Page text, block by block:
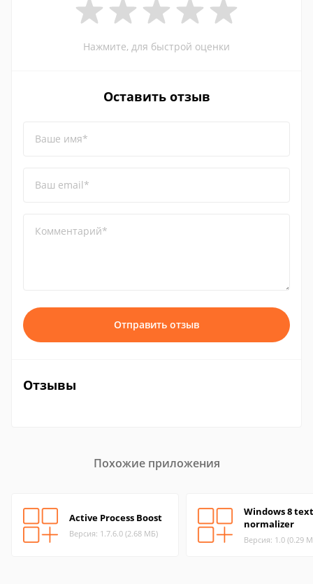
Нажмите, для быстрой оценки
Оставить отзыв
Ваше имя*
Ваш email*
Комментарий*
Отправить отзыв
Отзывы
Похожие приложения
Active Process Boost
Версия: 1.7.6.0 (2.68 МБ)
Windows 8 text
normalizer
Версия: 1.0 (0.29